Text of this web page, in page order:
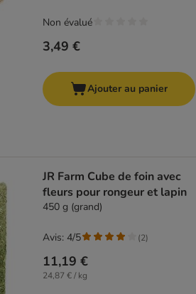
3,49 €
Non évalué
Ajouter au panier
JR Farm Cube de foin avec
fleurs pour rongeur et lapin
450 g (grand)
11,19 €
24,87 € / kg
Avis: 4/5 (2)